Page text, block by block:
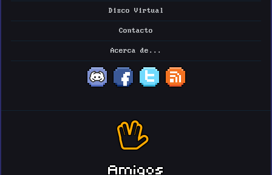
Disco Virtual
Contacto
Acerca de...
Amigos